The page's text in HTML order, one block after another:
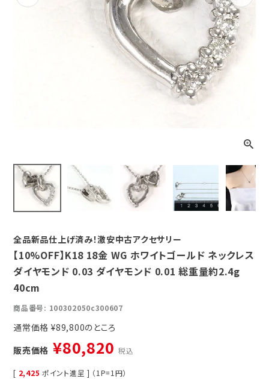
Previous Next
全品新品仕上げ済み！激安中古アクセサリー
【10%OFF】K18 18金 WG ホワイトゴールド ネックレス
ダイヤモンド 0.03 ダイヤモンド 0.01 総重量約2.4g
40cm
商品番号 100302050c300607
通常価格 ¥89,800
販売価格 ¥80,820 税込
[ 2,425 ポイント進呈 ] （1P=1円）